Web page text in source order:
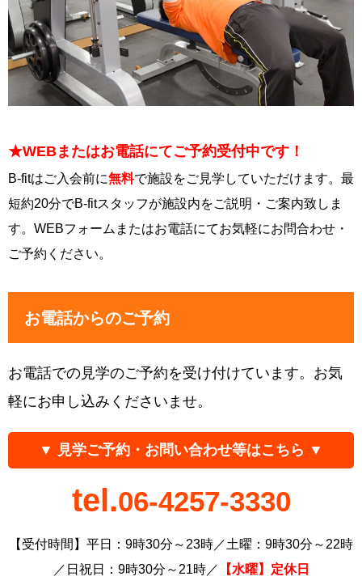
★WEBまたはお電話にてご予約受付中です！
B-fitはご入会前に無料で施設をご見学していただけます。最
短約20分でB-fitスタッフが施設内をご説明・ご案内致しま
す。WEBフォームまたはお電話にてお気軽にお問合わせ・
ご予約ください。
お電話からのご予約
お電話での見学のご予約を受け付けています。お気
軽にお申し込みくださいませ。
▼ 見学ご予約・お問い合わせ等はこちら ▼
tel.06-4257-3330
【受付時間】平日：9時30分～23時／土曜：9時30分～22時
／日祝日：9時30分～21時／ 【水曜】定休日